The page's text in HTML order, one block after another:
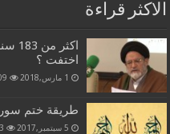
الاكثر قراءة
اختفت ؟
1 مارس,2018
طريقة ختم
5 سبتمبر,2017